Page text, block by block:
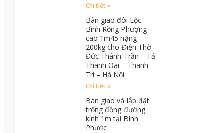
Chi tiết »
Bàn giao đôi Lộc
Bình Rồng Phượng
cao 1m45 nặng
200kg cho Điện Thờ
Đức Thánh Trần – Tả
Thanh Oai – Thanh
Trì – Hà Nội
Chi tiết »
Bàn giao và lắp đặt
trống đồng đường
kính 1m tại Bình
Phước